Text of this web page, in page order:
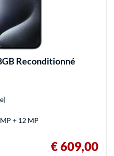
Reconditionné
+ 12 MP
€ 609,00